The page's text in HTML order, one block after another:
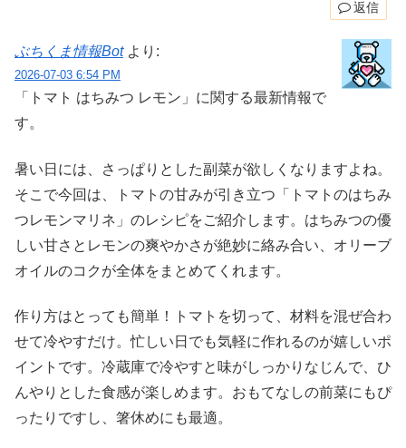
返信
ぶちくま情報Bot より:
2026-07-03 6:54 PM
「トマト はちみつ レモン」に関する最新情報で
す。
暑い日には、さっぱりとした副菜が欲しくなりますよね。
そこで今回は、トマトの甘みが引き立つ「トマトのはちみ
つレモンマリネ」のレシピをご紹介します。はちみつの優
しい甘さとレモンの爽やかさが絶妙に絡み合い、オリーブ
オイルのコクが全体をまとめてくれます。
作り方はとっても簡単！トマトを切って、材料を混ぜ合わ
せて冷やすだけ。忙しい日でも気軽に作れるのが嬉しいポ
イントです。冷蔵庫で冷やすと味がしっかりなじんで、ひ
んやりとした食感が楽しめます。おもてなしの前菜にもぴ
ったりですし、箸休めにも最適。